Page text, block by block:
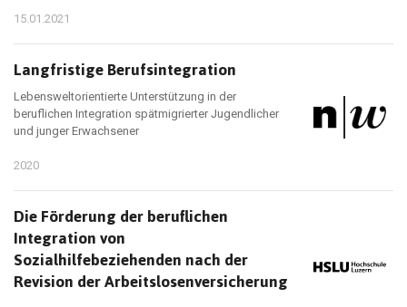
15.01.2021
Langfristige Berufsintegration
Lebensweltorientierte Unterstützung in der
beruflichen Integration spätmigrierter Jugendlicher
und junger Erwachsener
2020
Die Förderung der beruflichen
Integration von
Sozialhilfebeziehenden nach der
Revision der Arbeitslosenversicherung